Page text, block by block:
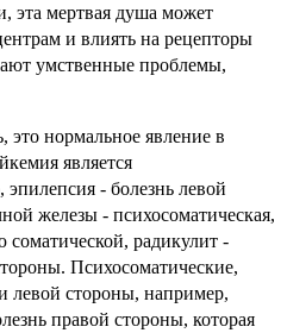
эта мертвая душа может
и влиять на рецепторы
умственные проблемы,
это нормальное явление в
является
- болезнь левой
железы - психосоматическая,
соматической, радикулит -
Психосоматические,
левой стороны, например,
правой стороны, которая